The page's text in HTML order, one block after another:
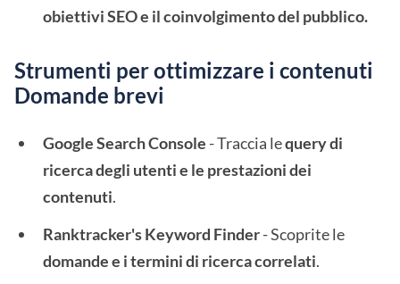
obiettivi SEO e il coinvolgimento del pubblico.
Strumenti per ottimizzare i contenuti
Domande brevi
Google Search Console - Traccia lequery di
ricerca degli utenti e le prestazioni dei
contenuti.
Ranktracker's Keyword Finder- Scoprite le
domande e i termini di ricerca correlati.